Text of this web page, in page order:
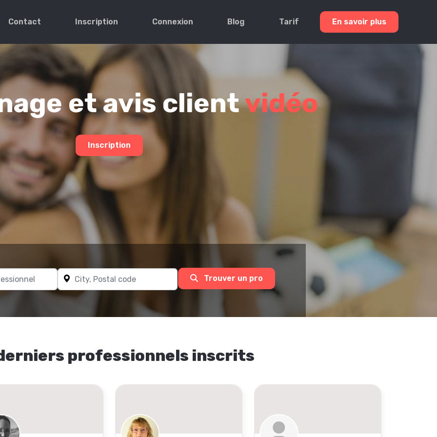
Contact Inscription Connexion Blog Tarif En savoir plus
et avis clientvidéo
Inscription
Trouver un pro
professionnels inscrits